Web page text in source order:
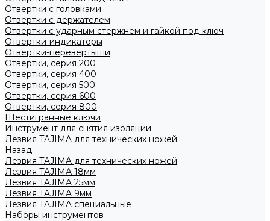
Отвертки с головками
Отвертки с держателем
Отвертки с ударным стержнем и гайкой под ключ
Отвертки-индикаторы
Отвертки-перевертыши
Отвертки, серия 200
Отвертки, серия 400
Отвертки, серия 500
Отвертки, серия 600
Отвертки, серия 800
Шестигранные ключи
Инструмент для снятия изоляции
Лезвия TAJIMA для технических ножей
Назад
Лезвия TAJIMA для технических ножей
Лезвия TAJIMA 18мм
Лезвия TAJIMA 25мм
Лезвия TAJIMA 9мм
Лезвия TAJIMA специальные
Наборы инструментов